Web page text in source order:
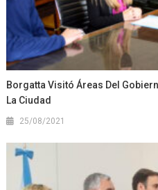
Borgatta Visitó Áreas Del
La Ciudad
25/08/2021